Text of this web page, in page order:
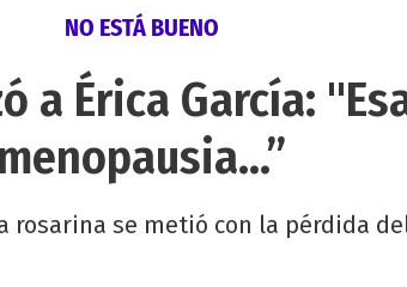
NO ESTÁ BUENO
a Érica García:
menopausia…”
rosarina se metió con la pérdida